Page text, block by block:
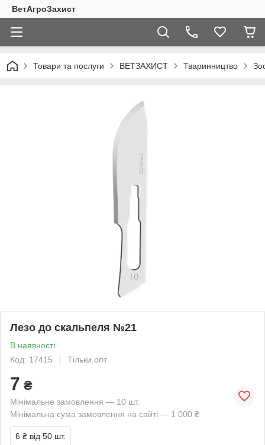
ВетАгроЗахист
Товари та послуги ВЕТЗАХИСТ Тваринництво
Лезо до скальпеля №21
В наявності
Код: 17415
Тільки опт
7 ₴
Мінімальне замовлення — 10 шт.
Мінімальна сума замовлення на сайті — 1 000 ₴
6 ₴ від 50 шт.